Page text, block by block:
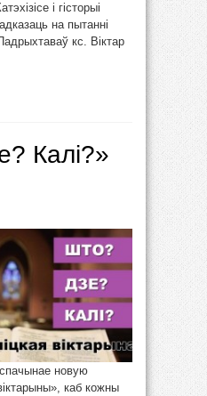
і гісторыі
на пытанні
кс. Віктар
Калі?»
новую
каб кожны